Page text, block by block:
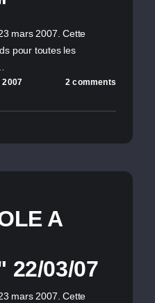
mars 2007. Cette
pour toutes les
2007 2 comments
A
22/03/07
mars 2007. Cette